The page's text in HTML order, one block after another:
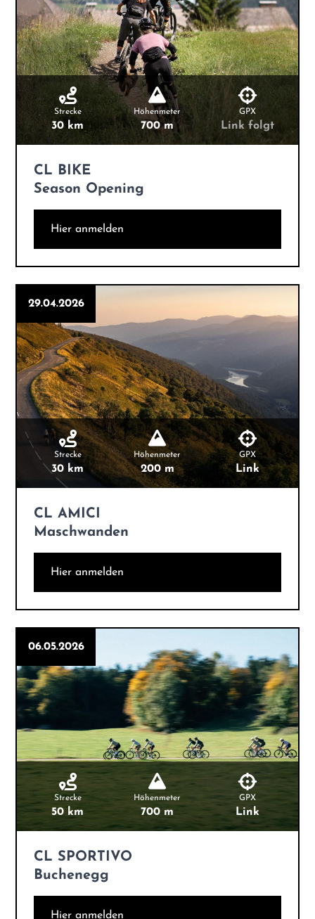
Strecke
30 km
Höhenmeter
700 m
GPX
Link folgt
CL BIKE
Season Opening
Hier anmelden
29.04.2026
Strecke
30 km
Höhenmeter
200 m
GPX
Link
CL AMICI
Maschwanden
Hier anmelden
06.05.2026
Strecke
50 km
Höhenmeter
700 m
GPX
Link
CL SPORTIVO
Buchenegg
Hier anmelden